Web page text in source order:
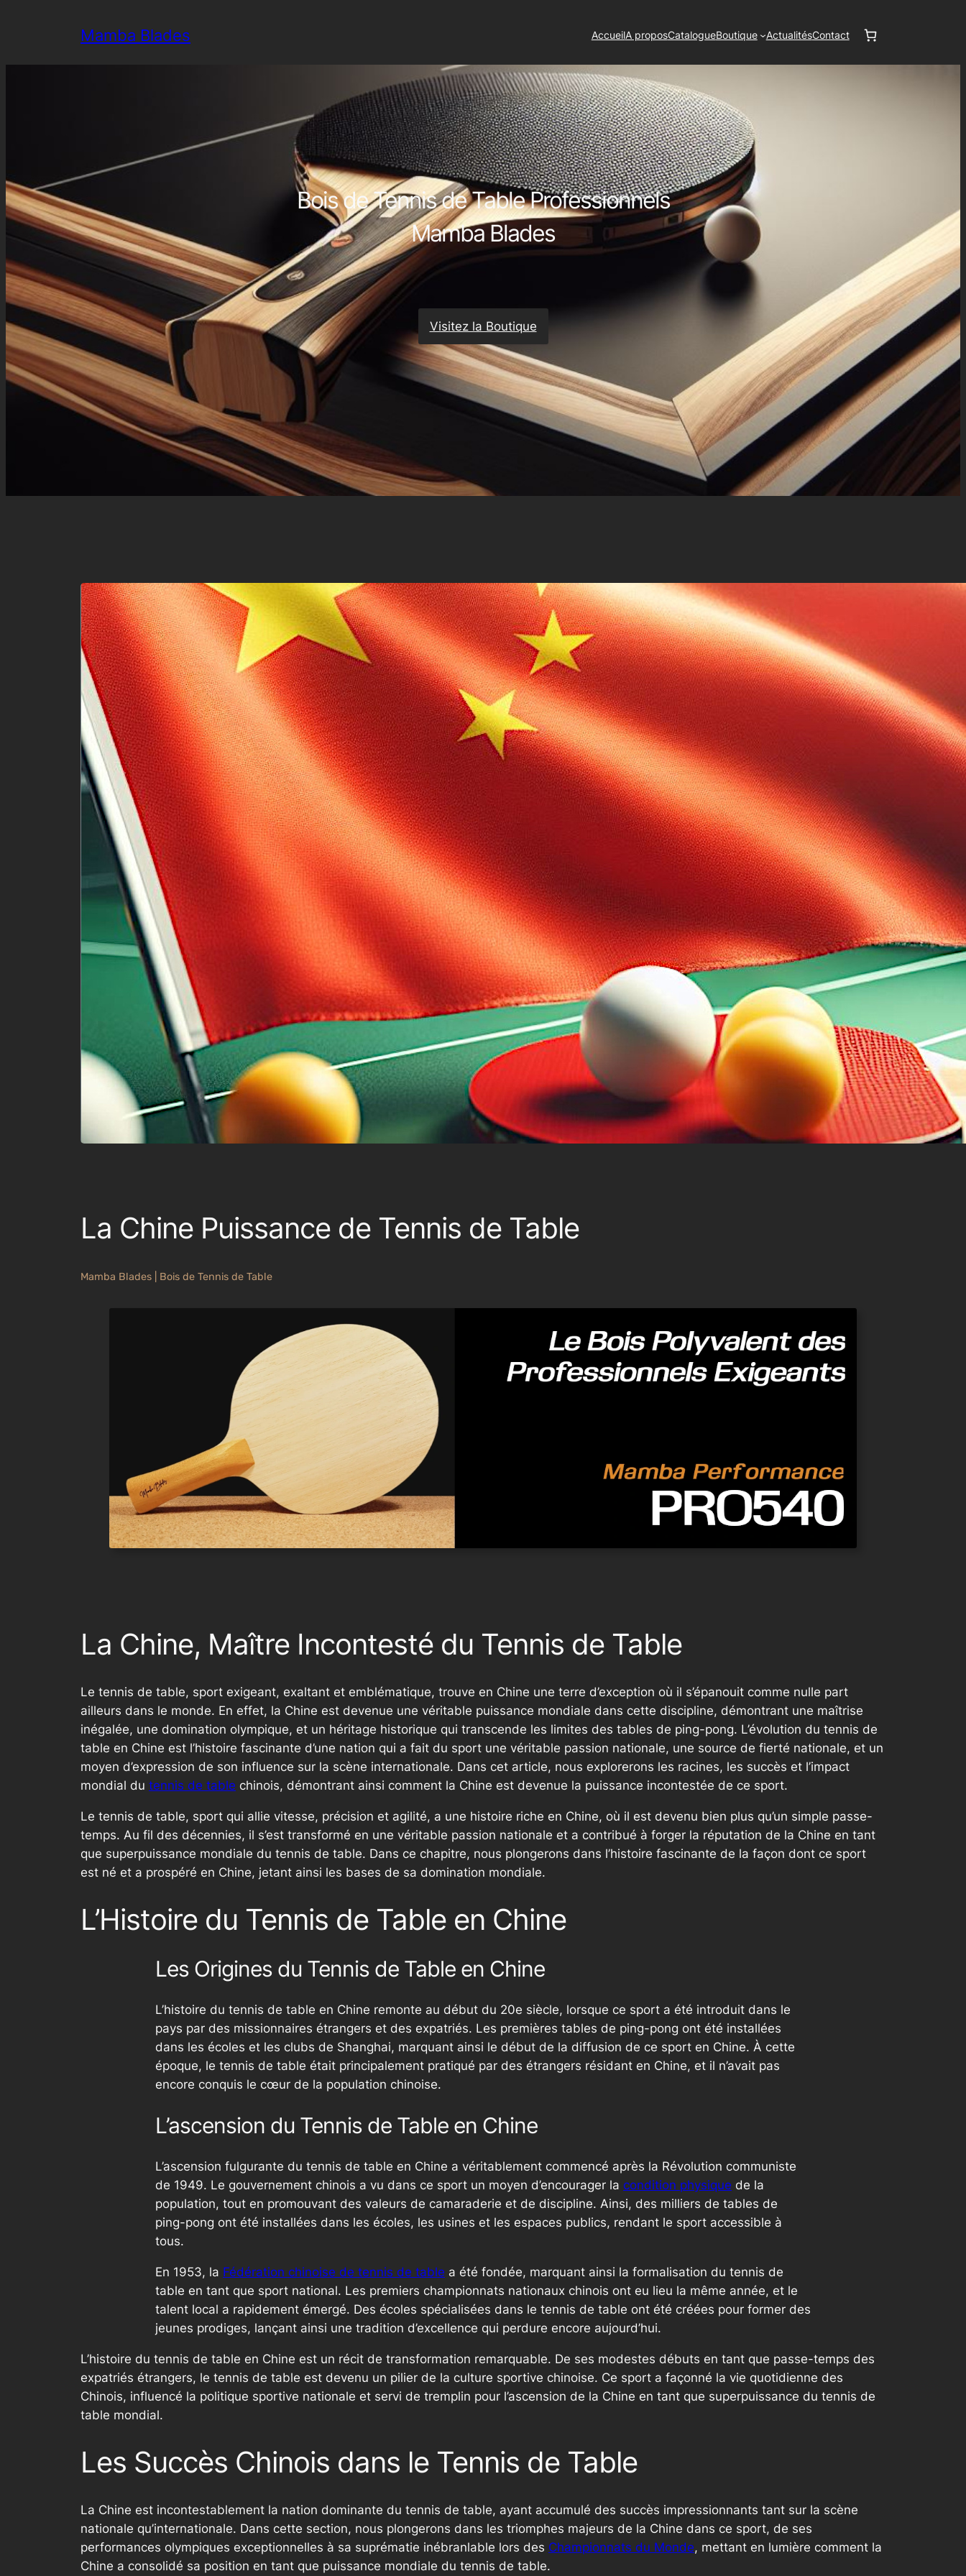
Mamba Blades AccueilA proposCatalogueBoutique ActualitésContact
Bois de Tennis de Table Professionnels
Mamba Blades
Visitez la Boutique
La Chine Puissance de Tennis de Table
Mamba Blades | Bois de Tennis de Table
La Chine, Maître Incontesté du Tennis de Table
Le tennis de table, sport exigeant, exaltant et emblématique, trouve en Chine une terre d’exception où il s’épanouit comme nulle part
ailleurs dans le monde. En effet, la Chine est devenue une véritable puissance mondiale dans cette discipline, démontrant une maîtrise
inégalée, une domination olympique, et un héritage historique qui transcende les limites des tables de ping-pong. L’évolution du tennis de
table en Chine est l’histoire fascinante d’une nation qui a fait du sport une véritable passion nationale, une source de fierté nationale, et un
moyen d’expression de son influence sur la scène internationale. Dans cet article, nous explorerons les racines, les succès et l’impact
mondial du tennis de table chinois, démontrant ainsi comment la Chine est devenue la puissance incontestée de ce sport.
Le tennis de table, sport qui allie vitesse, précision et agilité, a une histoire riche en Chine, où il est devenu bien plus qu’un simple passe-
temps. Au fil des décennies, il s’est transformé en une véritable passion nationale et a contribué à forger la réputation de la Chine en tant
que superpuissance mondiale du tennis de table. Dans ce chapitre, nous plongerons dans l’histoire fascinante de la façon dont ce sport
est né et a prospéré en Chine, jetant ainsi les bases de sa domination mondiale.
L’Histoire du Tennis de Table en Chine
Les Origines du Tennis de Table en Chine
L’histoire du tennis de table en Chine remonte au début du 20e siècle, lorsque ce sport a été introduit dans le
pays par des missionnaires étrangers et des expatriés. Les premières tables de ping-pong ont été installées
dans les écoles et les clubs de Shanghai, marquant ainsi le début de la diffusion de ce sport en Chine. À cette
époque, le tennis de table était principalement pratiqué par des étrangers résidant en Chine, et il n’avait pas
encore conquis le cœur de la population chinoise.
L’ascension du Tennis de Table en Chine
L’ascension fulgurante du tennis de table en Chine a véritablement commencé après la Révolution communiste
de 1949. Le gouvernement chinois a vu dans ce sport un moyen d’encourager la condition physique de la
population, tout en promouvant des valeurs de camaraderie et de discipline. Ainsi, des milliers de tables de
ping-pong ont été installées dans les écoles, les usines et les espaces publics, rendant le sport accessible à
tous.
En 1953, la Fédération chinoise de tennis de table a été fondée, marquant ainsi la formalisation du tennis de
table en tant que sport national. Les premiers championnats nationaux chinois ont eu lieu la même année, et le
talent local a rapidement émergé. Des écoles spécialisées dans le tennis de table ont été créées pour former des
jeunes prodiges, lançant ainsi une tradition d’excellence qui perdure encore aujourd’hui.
L’histoire du tennis de table en Chine est un récit de transformation remarquable. De ses modestes débuts en tant que passe-temps des
expatriés étrangers, le tennis de table est devenu un pilier de la culture sportive chinoise. Ce sport a façonné la vie quotidienne des
Chinois, influencé la politique sportive nationale et servi de tremplin pour l’ascension de la Chine en tant que superpuissance du tennis de
table mondial.
Les Succès Chinois dans le Tennis de Table
La Chine est incontestablement la nation dominante du tennis de table, ayant accumulé des succès impressionnants tant sur la scène
nationale qu’internationale. Dans cette section, nous plongerons dans les triomphes majeurs de la Chine dans ce sport, de ses
performances olympiques exceptionnelles à sa suprématie inébranlable lors des Championnats du Monde, mettant en lumière comment la
Chine a consolidé sa position en tant que puissance mondiale du tennis de table.